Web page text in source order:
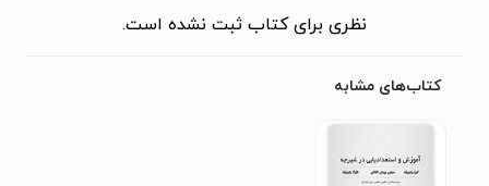
نظری برای کتاب ثبت نشده است.
کتاب‌های مشابه